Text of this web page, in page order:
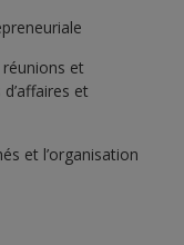
et
et
et l’organisation